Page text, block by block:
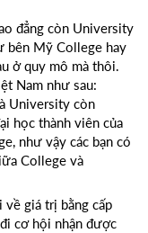
đẳng còn University
bên Mỹ College hay
ở quy mô mà thôi.
Nam như sau:
University còn
học thành viên của
như vậy các bạn có
College và
giá trị bằng cấp
cơ hội nhận được